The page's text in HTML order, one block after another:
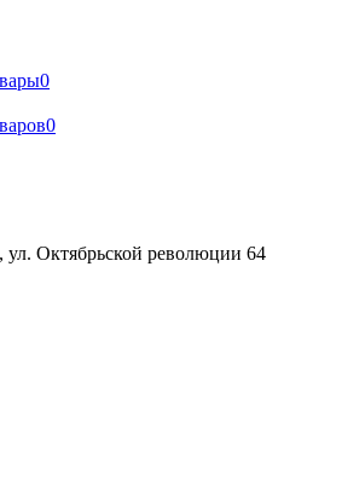
0
0
Октябрьской революции 64